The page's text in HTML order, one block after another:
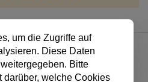
Reihe
um die Zugriffe auf
Diese Daten
Bitte
darüber, welche Cookies